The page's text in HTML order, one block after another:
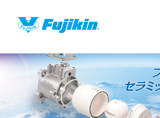
製品情報
バルブ・継手・システムを探す